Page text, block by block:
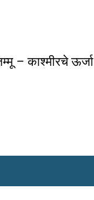
– काश्मीरचे ऊर्जा